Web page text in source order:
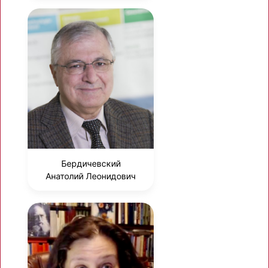
Бердичевский
Анатолий Леонидович